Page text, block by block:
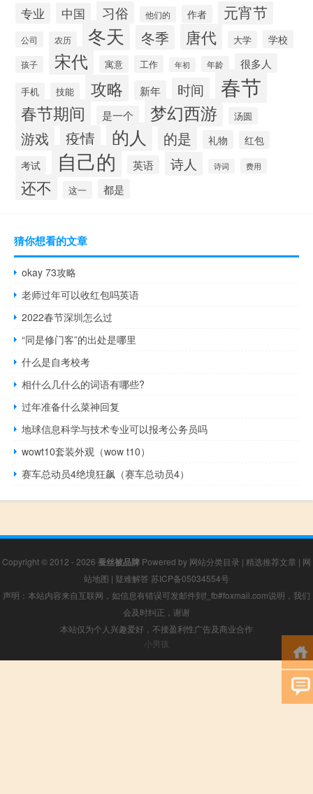
专业 中国 习俗 他们的 作者 元宵节
公司 农历 冬天 冬季 唐代 大学 学校
孩子 宋代 寓意 工作 年初 年龄 很多人
手机 技能 攻略 新年 时间 春节
春节期间 是一个 梦幻西游 汤圆
游戏 疫情 的人 的是 礼物
红包
考试
自己的 英语 诗人 诗词 费用
还不 这一 都是
猜你想看的文章
okay 73攻略
老师过年可以收红包吗英语
2022春节深圳怎么过
“同是修门客”的出处是哪里
什么是自考校考
相什么几什么的词语有哪些?
过年准备什么菜神回复
地球信息科学与技术专业可以报考公务员吗
wowt10套装外观（wow t10）
赛车总动员4绝境狂飙（赛车总动员4）
Copyright © 2012 - 2026 蚕丝被品牌 Powered by 网站分类目录 | 精选推荐文章 | 网
站地图 | 疑难解答 苏ICP备05034554号
声明：本站内容来自互联网，如信息有错误可发邮件到f_fb#foxmail.com说明，我们
会及时纠正，谢谢
本站仅为个人兴趣爱好，不接盈利性广告及商业合作
小男孩